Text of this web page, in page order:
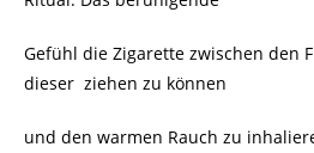
Gefühl die Zigarette zwischen den
dieser ziehen zu können
und den warmen Rauch zu